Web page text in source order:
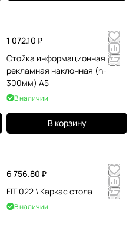
1 072.10 ₽
Стойка информационная
рекламная наклонная (h-
300мм) A5
В наличии
В корзину
6 756.80 ₽
FIT 022 \ Каркас стола
В наличии